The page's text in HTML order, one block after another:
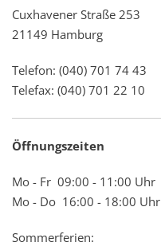
Cuxhavener Straße 253
21149 Hamburg
Telefon: (040) 701 74 43
Telefax: (040) 701 22 10
Öffnungszeiten
Mo - Fr 09:00 - 11:00 Uhr
Mo - Do 16:00 - 18:00 Uhr
Sommerferien: